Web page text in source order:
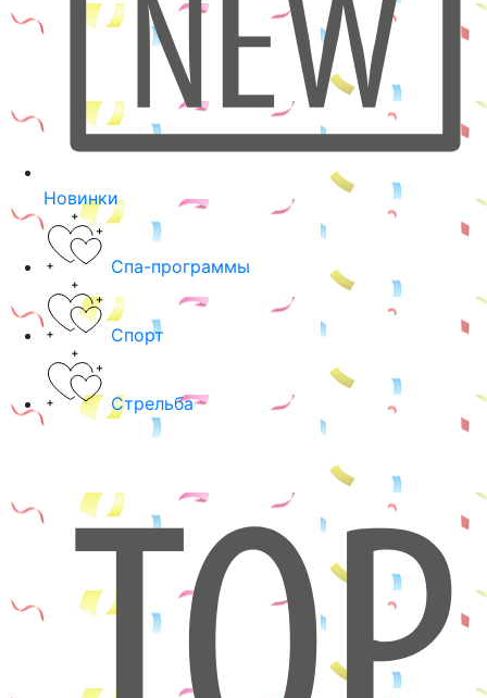
Новинки
Спа-программы
Спорт
Стрельба